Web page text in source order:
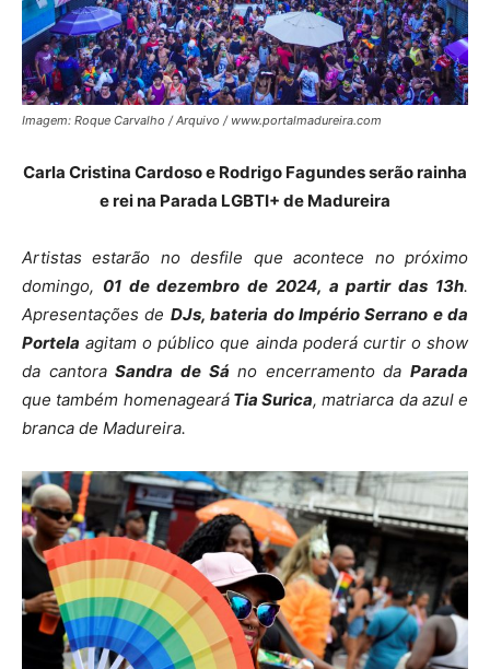
Imagem: Roque Carvalho / Arquivo / www.portalmadureira.com
Carla Cristina Cardoso e Rodrigo Fagundes serão rainha
e rei na Parada LGBTI+ de Madureira
Artistas estarão no desfile que acontece no próximo
domingo, 01 de dezembro de 2024, a partir das 13h.
Apresentações de DJs, bateria do Império Serrano e da
Portela agitam o público que ainda poderá curtir o show
da cantoraSandra de Sá no encerramento da Parada
que também homenagearáTia Surica, matriarca da azul e
branca de Madureira.